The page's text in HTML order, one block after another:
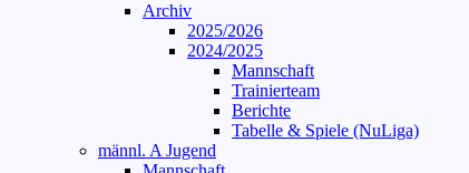
Archiv
2025/2026
2024/2025
Mannschaft
Trainierteam
Berichte
Tabelle & Spiele (NuLiga)
männl. A Jugend